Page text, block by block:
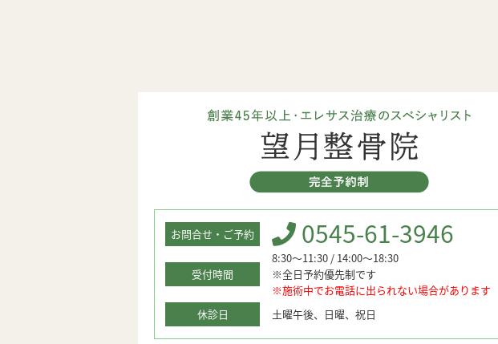
お問合せ・ご予約 0545-61-3946
受付時間
8:30～11:30 / 14:00～18:30
※全日予約優先制です
※施術中でお電話に出られない場合があります
休診日
土曜午後、日曜、祝日